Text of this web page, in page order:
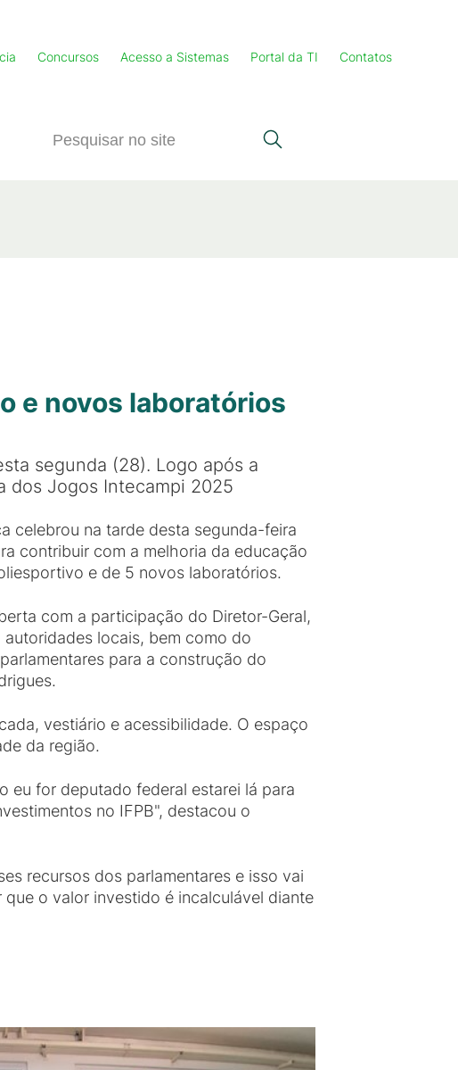
Concursos Acesso a Sistemas Portal da TI Contatos
e novos laboratórios
segunda (28). Logo após a
dos Jogos Intecampi 2025
celebrou na tarde desta segunda-feira
contribuir com a melhoria da educação
e de 5 novos laboratórios.
com a participação do Diretor-Geral,
locais, bem como do
para a construção do
vestiário e acessibilidade. O espaço
da região.
eu for deputado federal estarei lá para
no IFPB", destacou o
recursos dos parlamentares e isso vai
o valor investido é incalculável diante